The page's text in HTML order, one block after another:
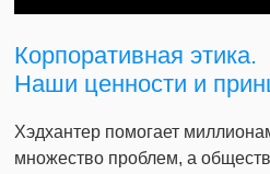
Корпоративная этика.
Наши ценности и
Хэдхантер помогает
множество проблем, а